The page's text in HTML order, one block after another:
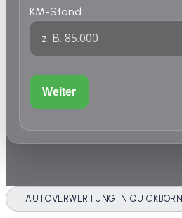
KM-Stand
Weiter
AUTOVERWERTUNG IN QUICKBORN